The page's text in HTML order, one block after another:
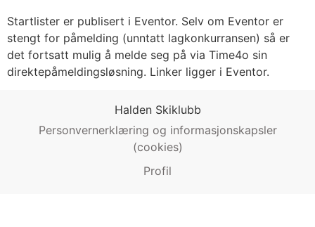
Startlister er publisert i Eventor. Selv om Eventor er
stengt for påmelding (unntatt lagkonkurransen) så er
det fortsatt mulig å melde seg på via Time4o sin
direktepåmeldingsløsning. Linker ligger i Eventor.
Halden Skiklubb
Personvernerklæring og informasjonskapsler
(cookies)
Profil